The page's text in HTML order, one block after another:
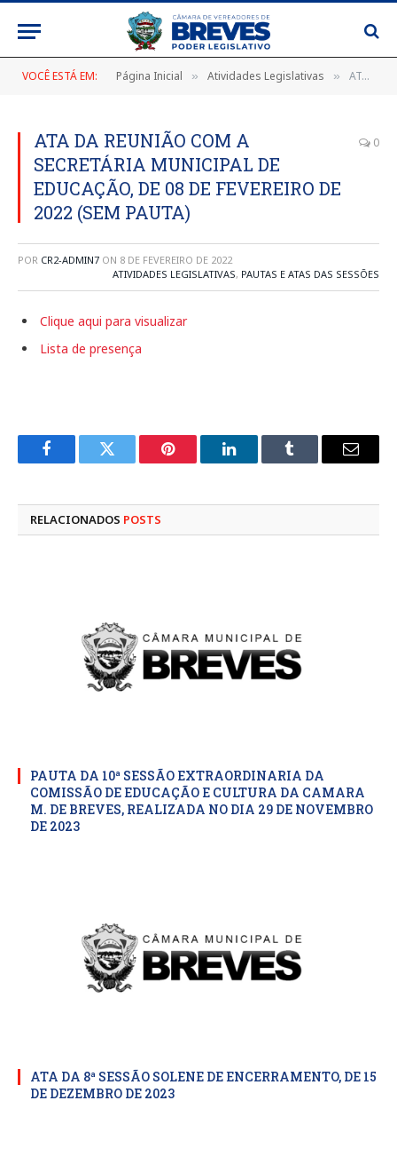
VOCÊ ESTÁ EM: Página Inicial » Atividades Legislativas » ATA DA REUNIÃO COM A SECRETÁRIA MUNICIPAL DE EDUCAÇÃO, DE 08 DE FEVEREIRO DE 2022 (SEM PAUTA)
ATA DA REUNIÃO COM A
SECRETÁRIA MUNICIPAL DE
EDUCAÇÃO, DE 08 DE FEVEREIRO DE
2022 (SEM PAUTA)
0
POR CR2-ADMIN7 ON 8 DE FEVEREIRO DE 2022
ATIVIDADES LEGISLATIVAS, PAUTAS E ATAS DAS SESSÕES
Clique aqui para visualizar
Lista de presença
FacebookTwitter Pinterest LinkedInTumblr
E-
RELACIONADOS POSTS
PAUTA DA 10ª SESSÃO EXTRAORDINARIA DA
COMISSÃO DE EDUCAÇÃO E CULTURA DA CAMARA
M. DE BREVES, REALIZADA NO DIA 29 DE NOVEMBRO
DE 2023
ATA DA 8ª SESSÃO SOLENE DE ENCERRAMENTO, DE 15
DE DEZEMBRO DE 2023